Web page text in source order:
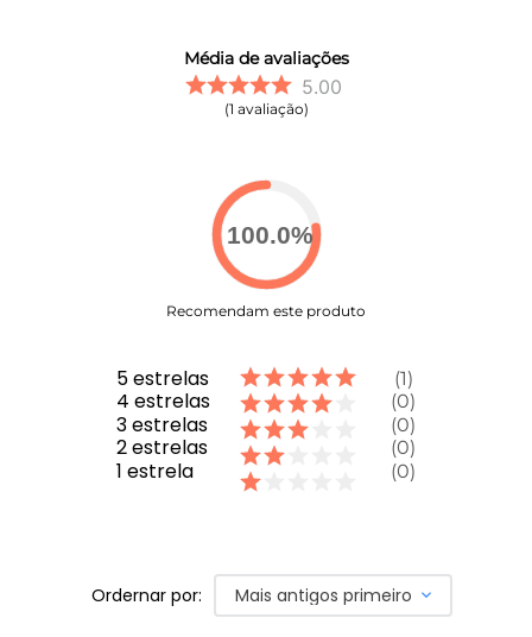
Média de avaliações
5.00
1 avaliação
100.0%
Recomendam este produto
5estrelas
4 estrelas
3estrelas
2estrelas
1 estrela
1
0
0
0
0
Ordernar por: Mais antigos primeiro